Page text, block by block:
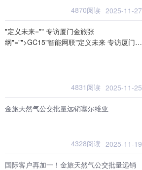
4870阅读 2025-11-27
"定义未来="" 专访厦门金旅张
纲"="">GC15"智能网联"定义未来 专访厦门金
4831阅读 2025-11-25
金旅天然气公交批量远销塞尔维亚
4328阅读 2025-11-19
国际客户再加一！金旅天然气公交批量远销